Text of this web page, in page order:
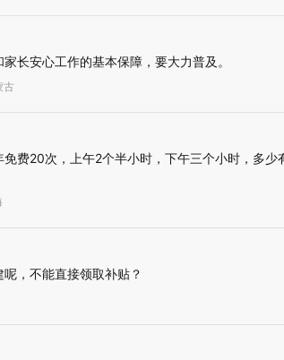
长安心工作的基本保障，要大力普及。
古
免费20次，上午2个半小时，下午三个小时，多
，不能直接领取补贴？